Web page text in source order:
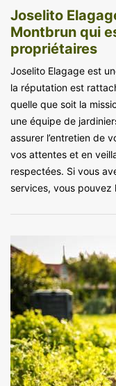
Joselito
Montbrun qui
propriétaires
Joselito Elagage est
la réputation est
quelle que soit la
une équipe de
assurer l’entretien de
vos attentes et en
respectées. Si vous
services, vous pouvez